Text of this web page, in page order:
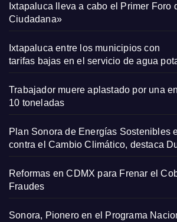
Ixtapaluca lleva a cabo el Primer Foro
Ciudadana»
Ixtapaluca entre los municipios con
tarifas bajas en el servicio de agua
Trabajador muere aplastado por una
10 toneladas
Plan Sonora de Energías Sostenibles
contra el Cambio Climático, destaca
Reformas en CDMX para Frenar el
Fraudes
Sonora, Pionero en el Programa